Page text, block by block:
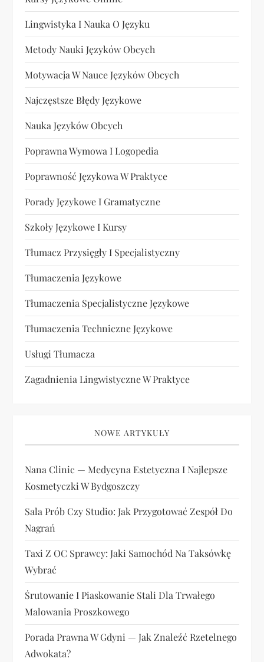
Lingwistyka I Nauka O Języku
Metody Nauki Języków Obcych
Motywacja W Nauce Języków Obcych
Najczęstsze Błędy Językowe
Nauka Języków Obcych
Poprawna Wymowa I Logopedia
Poprawność Językowa W Praktyce
Porady Językowe I Gramatyczne
Szkoły Językowe I Kursy
Tłumacz Przysięgły I Specjalistyczny
Tłumaczenia Językowe
Tłumaczenia Specjalistyczne Językowe
Tłumaczenia Techniczne Językowe
Usługi Tłumacza
Zagadnienia Lingwistyczne W Praktyce
NOWE ARTYKUŁY
Nana Clinic — Medycyna Estetyczna I Najlepsze
Kosmetyczki W Bydgoszczy
Sala Prób Czy Studio: Jak Przygotować Zespół Do
Nagrań
Taxi Z OC Sprawcy: Jaki Samochód Na Taksówkę
Wybrać
Śrutowanie I Piaskowanie Stali Dla Trwałego
Malowania Proszkowego
Porada Prawna W Gdyni — Jak Znaleźć Rzetelnego
Adwokata?